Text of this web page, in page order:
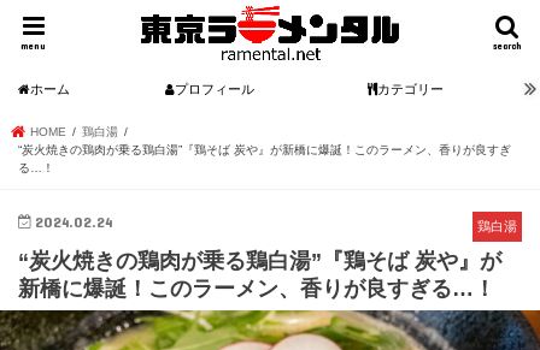
search
menu
ホーム プロフィール カテゴリー
HOME
鶏白湯
“炭火焼きの鶏肉が乗る鶏白湯”『鶏そば 炭や』が新橋に爆誕！このラーメン、香りが良すぎ
る…！
鶏白湯
2024.02.24
“炭火焼きの鶏肉が乗る鶏白湯”『鶏そば 炭や』が
新橋に爆誕！このラーメン、香りが良すぎる…！